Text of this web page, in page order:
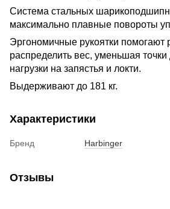
Система стальных
максимально плавные повороты
Эргономичные рукоятки помогают
распределить вес, уменьшая
нагрузки на запястья и локти.
Выдерживают до 181 кг.
Характеристики
Бренд Harbinger
Отзывы